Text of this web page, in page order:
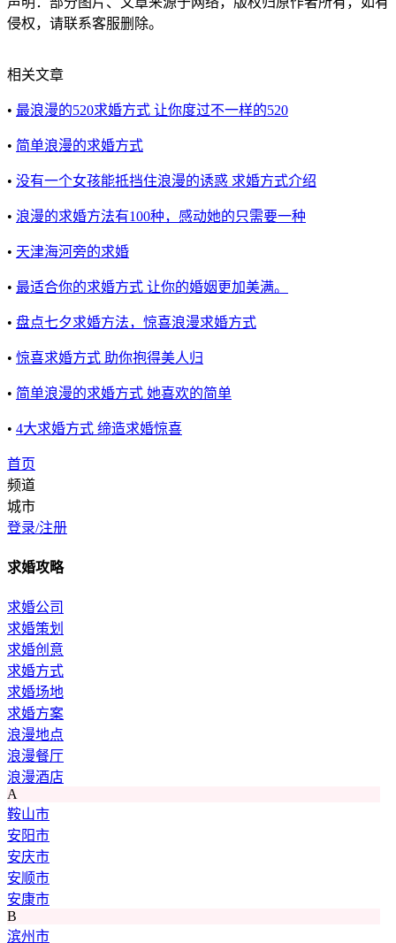
侵权，请联系客服删除。
相关文章
• 最浪漫的520求婚方式 让你度过不一样的520
• 简单浪漫的求婚方式
• 没有一个女孩能抵挡住浪漫的诱惑 求婚方式介绍
• 浪漫的求婚方法有100种，感动她的只需要一种
• 天津海河旁的求婚
• 最适合你的求婚方式 让你的婚姻更加美满。
• 盘点七夕求婚方法，惊喜浪漫求婚方式
• 惊喜求婚方式 助你抱得美人归
• 简单浪漫的求婚方式 她喜欢的简单
• 4大求婚方式 缔造求婚惊喜
首页
频道
城市
登录/注册
求婚攻略
求婚公司
求婚策划
求婚创意
求婚方式
求婚场地
求婚方案
浪漫地点
浪漫餐厅
浪漫酒店
A
鞍山市
安阳市
安庆市
安顺市
安康市
B
滨州市